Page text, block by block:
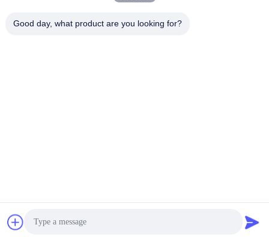
त्वरित संपर्क
SMT PARTS SUPPLY LTD . सब सभी अधिकार सुरक्षित.
Good day, what product are you looking for?